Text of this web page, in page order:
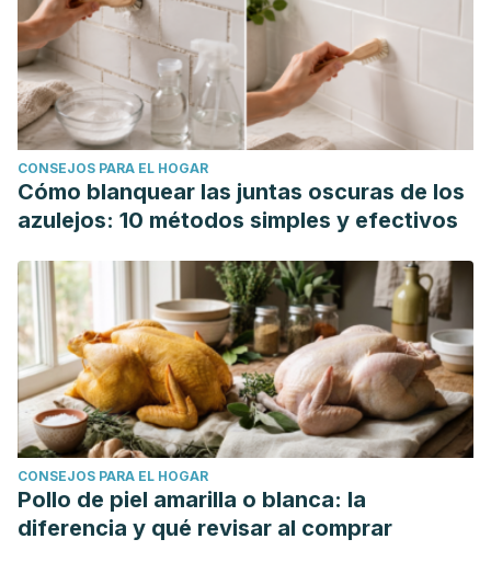
CONSEJOS PARA EL HOGAR
Cómo blanquear las juntas oscuras de los
azulejos: 10 métodos simples y efectivos
CONSEJOS PARA EL HOGAR
Pollo de piel amarilla o blanca: la
diferencia y qué revisar al comprar